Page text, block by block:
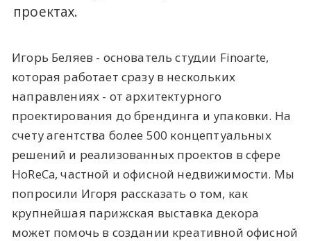
проектах.
Игорь Беляев - основатель студии Finoarte,
которая работает сразу в нескольких
направлениях - от архитектурного
проектирования до брендинга и упаковки. На
счету агентства более 500 концептуальных
решений и реализованных проектов в сфере
HoReCa, частной и офисной недвижимости. Мы
попросили Игоря рассказать о том, как
крупнейшая парижская выставка декора
может помочь в создании креативной офисной